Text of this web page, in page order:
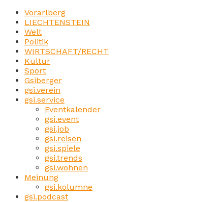
Vorarlberg
LIECHTENSTEIN
Welt
Politik
WIRTSCHAFT/RECHT
Kultur
Sport
Gsiberger
gsi.verein
gsi.service
Eventkalender
gsi.event
gsi.job
gsi.reisen
gsi.spiele
gsi.trends
gsi.wohnen
Meinung
gsi.kolumne
gsi.podcast